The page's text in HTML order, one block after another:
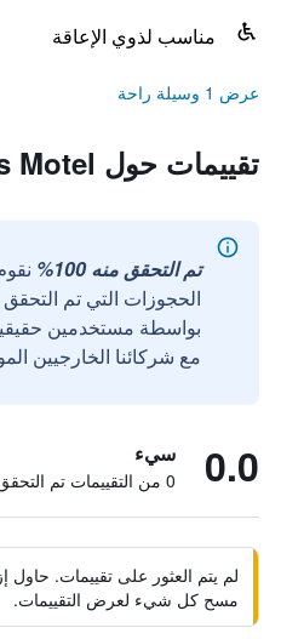
مناسب لذوي الإعاقة
عرض 1 وسيلة راحة
تقييمات حول Sun'n Sands Motel
تم التحقق منه 100%
الحجوزات التي تم
مع شركائنا الخارجيين
0.0 سيء
0 من التقييمات تم التحقق منها
لم يتم العثور على تقييمات. حاول
مسح كل شيء لعرض التقييمات.